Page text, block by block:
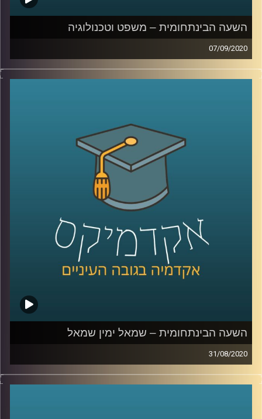
השעה הבינתחומית – משפט וטכנולוגיה
07/09/2020
כמו חתול ועכבר, ככה גם בזירה הטכנולוגית;
הצטרפו לשעה יחד עם ד"ר אביב גאון, חוקר
משפט וטכנולוגיה מביה"ס רדזינר למשפטים
מאוניברסיטת רייכמן, בה הוא יסביר על היחסים
המתוחים בין שני התחומים הללו, כיצד
הרגולציה פועלת בזירה המרתקת הזו, וכיצד
מגפת הקורונה מושפעת ומשפיעה על המשפט
והטכנולוגיה.
AudioVersity
השעה הבינתחומית – שמאל ימין שמאל
31/08/2020
ממש כמו יין ויאנג, גם השמאל והימין המנוגדים